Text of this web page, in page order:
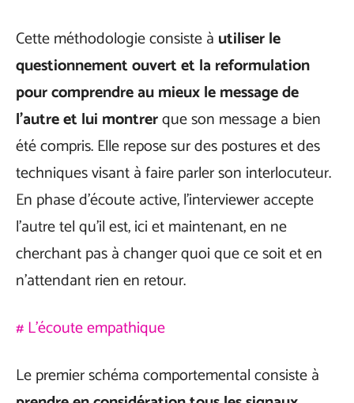
Cette méthodologie consiste à utiliser le
questionnement ouvert et la reformulation
pour comprendre au mieux le message de
l’autre et lui montrerque son message a bien
été compris. Elle repose sur des postures et des
techniques visant à faire parler son interlocuteur.
En phase d’écoute active, l’interviewer accepte
l’autre tel qu’il est, ici et maintenant, en ne
cherchant pas à changer quoi que ce soit et en
n’attendant rien en retour.
# L’écoute empathique
Le premier schéma comportemental consiste à